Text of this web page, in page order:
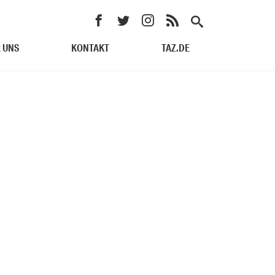
UNS KONTAKT TAZ.DE